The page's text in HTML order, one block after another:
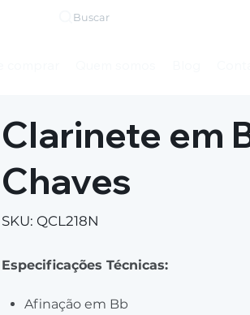
Buscar
Clarinete em
Chaves
SKU: QCL218N
QCL218N
Especificações Técnicas:
Afinação em Bb